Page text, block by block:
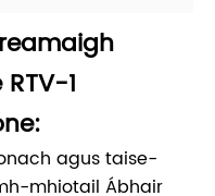
1
agus taise-
mhiotail Ábhair